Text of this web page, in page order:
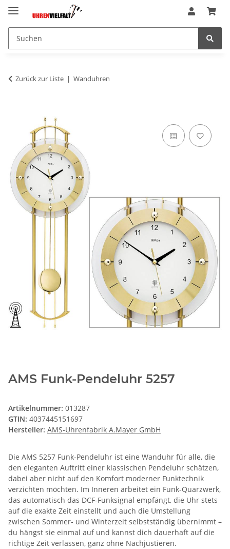
Zurück zur Liste Wanduhren
AMS Funk-Pendeluhr 5257
Artikelnummer: 013287
GTIN: 4037445151697
Hersteller: AMS-Uhrenfabrik A.Mayer GmbH
Die AMS 5257 Funk‑Pendeluhr ist eine Wanduhr für alle, die
den eleganten Auftritt einer klassischen Pendeluhr schätzen,
dabei aber nicht auf den Komfort moderner Funktechnik
verzichten möchten. Im Inneren arbeitet ein Funk‑Quarzwerk,
das automatisch das DCF‑Funksignal empfängt, die Uhr stets
auf die exakte Zeit einstellt und auch die Umstellung
zwischen Sommer‑ und Winterzeit selbstständig übernimmt –
du hängst sie einmal auf und kannst dich dauerhaft auf die
richtige Zeit verlassen, ganz ohne Nachjustieren.